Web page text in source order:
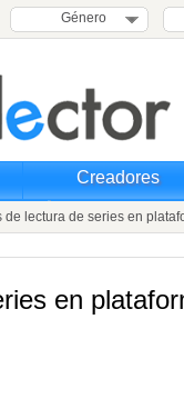
Género
Creadores
lectura de series en
en